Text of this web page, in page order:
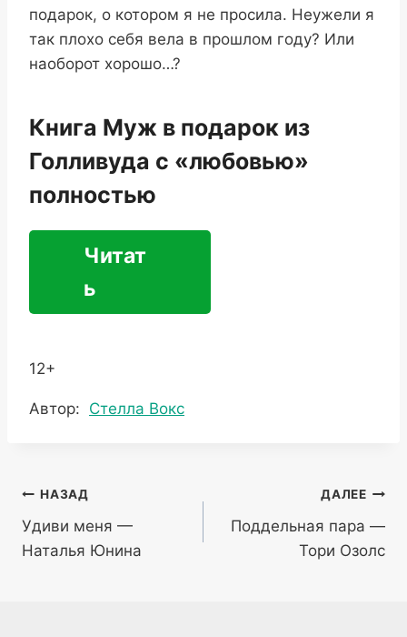
подарок, о котором я не просила. Неужели я
так плохо себя вела в прошлом году? Или
наоборот хорошо…?
Книга Муж в подарок из
Голливуда с «любовью»
полностью
Читат
ь
12+
Метки
Автор: Стелла Вокс
Навигация
по
записям
НАЗАД
Удиви меня —
Наталья Юнина
ДАЛЕЕ
Поддельная пара —
Тори Озолс